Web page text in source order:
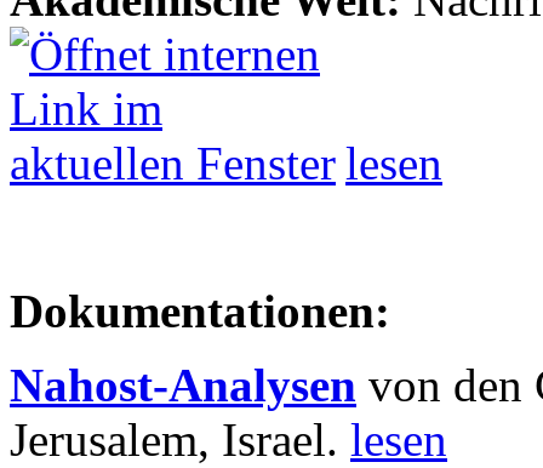
lesen
Dokumentationen:
Nahost-Analysen von den
Jerusalem, Israel. lesen